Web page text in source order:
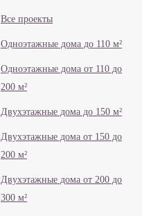
Все проекты
Одноэтажные дома до 110 м²
Одноэтажные дома от 110 до
200 м²
Двухэтажные дома до 150 м²
Двухэтажные дома от 150 до
200 м²
Двухэтажные дома от 200 до
300 м²